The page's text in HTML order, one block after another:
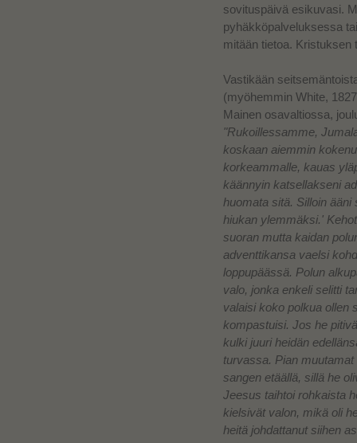
sovituspäivä esikuvasi.
pyhäkköpalveluksessa
mitään tietoa. Kristuksen
Vastikään
(myöhemmin White,
Mainen osavaltiossa,
"Rukoillessamme,
koskaan aiemmin
korkeammalle, kauas
käännyin katsellakseni
huomata sitä. Silloin
hiukan ylemmäksi.'
suoran mutta kaidan
adventtikansa vaelsi
loppupäässä. Polun
valo, jonka enkeli selitti
valaisi koko polkua ollen
kompastuisi. Jos he
kulki juuri heidän
turvassa. Pian
sangen etäällä, sillä he
Jeesus taihtoi rohkaista
kielsivät valon, mikä oli
heitä johdattanut siihen